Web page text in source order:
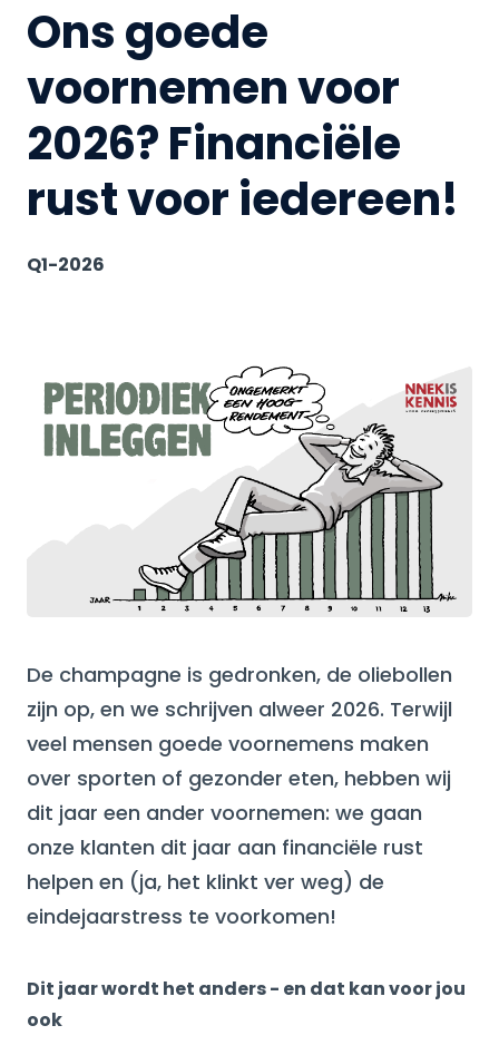
Ons goede
voornemen voor
2026? Financiële
rust voor iedereen!
Q1-2026
De champagne is gedronken, de oliebollen
zijn op, en we schrijven alweer 2026. Terwijl
veel mensen goede voornemens maken
over sporten of gezonder eten, hebben wij
dit jaar een ander voornemen: we gaan
onze klanten dit jaar aan financiële rust
helpen en (ja, het klinkt ver weg) de
eindejaarstress te voorkomen!
Dit jaar wordt het anders - en dat kan voor jou
ook